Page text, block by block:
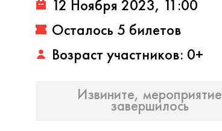
12 Ноября 2023, 11:00
Осталось 5 билетов
Возраст участников: 0+
Извините, мероприятие
завершилось